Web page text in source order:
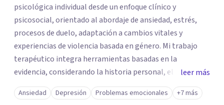
psicológica individual desde un enfoque clínico y
psicosocial, orientado al abordaje de ansiedad, estrés,
procesos de duelo, adaptación a cambios vitales y
experiencias de violencia basada en género. Mi trabajo
terapéutico integra herramientas basadas en la
evidencia, considerando la historia personal, el contexto
social y cultural de cada paciente. Ofrezco un espacio
profesional, ético y confidencial enfocado en la
leer más
Ansiedad Depresión Problemas emocionales +7 más